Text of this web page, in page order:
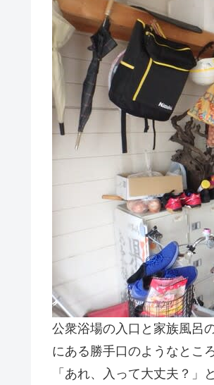
公衆浴場の入口と家族風呂
にある勝手口のようなとこ
「あれ、入って大丈夫？」